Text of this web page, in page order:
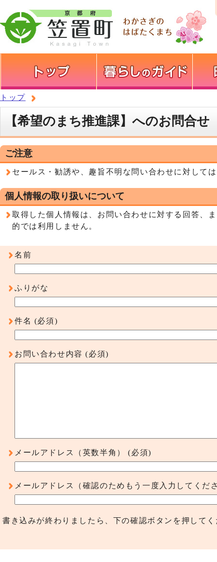
トップ
【希望のまち推進課】へのお問合せ
ご注意
セールス・勧誘や、趣旨不明な問い合わせに対して
個人情報の取り扱いについて
取得した個人情報は、お問い合わせに対する回答、
的では利用しません。
名前
ふりがな
件名 (必須)
お問い合わせ内容 (必須)
メールアドレス（英数半角） (必須)
メールアドレス（確認のためもう一度入力してくだ
書き込みが終わりましたら、下の確認ボタンを押して